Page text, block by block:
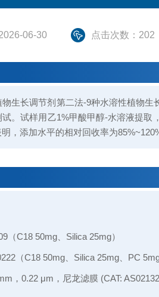
06-30 点击次数：202
物生长调节剂 第二法-9种水溶性植物生
。试样用乙1%甲酸甲醇-水溶液提取
，添加水平的相对回收率为
（C18 50mg、Silica 25mg）
（C18 50mg、Silica 25mg、PC 5mg
，0.22 μm， 尼龙滤膜 (CAT: